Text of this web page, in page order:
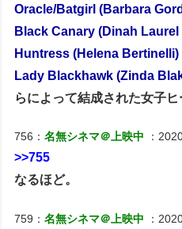
Oracle/Batgirl (Barbara
Black Canary (Dinah Laurel
Huntress (Helena Bertinelli)
Lady Blackhawk (Zinda
らによって結成された女子
756：名無シネマ＠上映中 ：
>>755
なるほど。
759：名無シネマ＠上映中 ：